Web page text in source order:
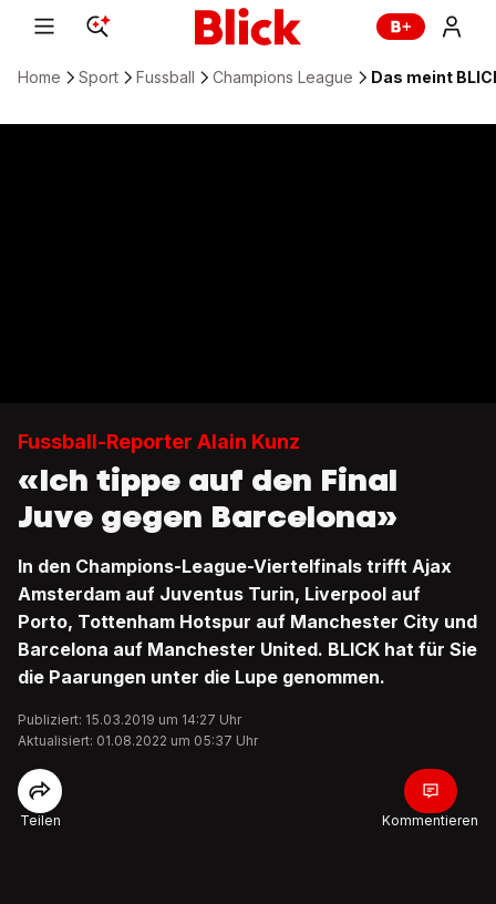
Home Sport Fussball Champions League Das meint
Fussball-Reporter Alain Kunz
«Ich tippe auf den Final
Juve gegen Barcelona»
In den Champions-League-Viertelfinals trifft Ajax
Amsterdam auf Juventus Turin, Liverpool auf
Porto, Tottenham Hotspur auf Manchester City und
Barcelona auf Manchester United. BLICK hat für Sie
die Paarungen unter die Lupe genommen.
Publiziert: 15.03.2019 um 14:27 Uhr
Aktualisiert: 01.08.2022 um 05:37 Uhr
Teilen Kommentieren